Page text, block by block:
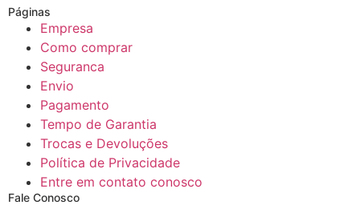
Páginas
Empresa
Como comprar
Seguranca
Envio
Pagamento
Tempo de Garantia
Trocas e Devoluções
Política de Privacidade
Entre em contato conosco
Fale Conosco